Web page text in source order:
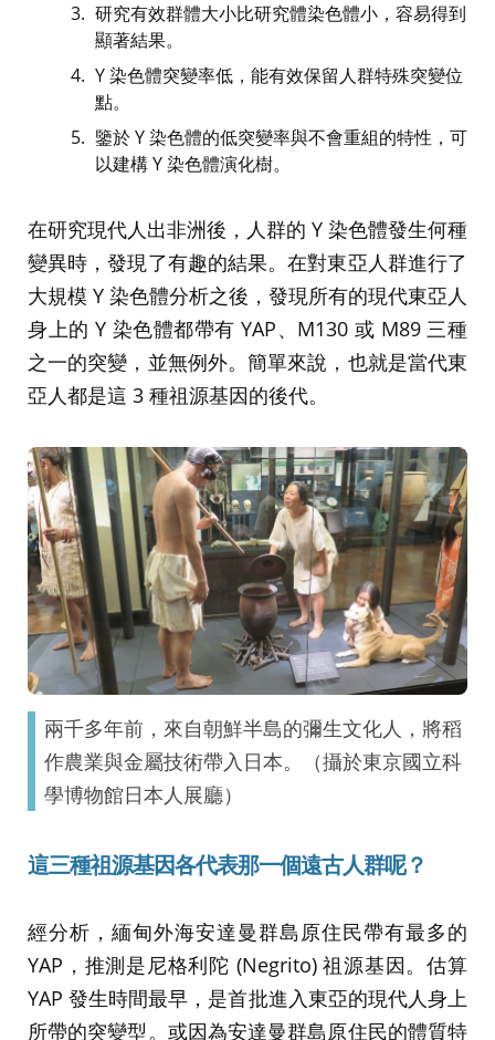
研究有效群體大小比研究體染色體小，容易得到
顯著結果。
Y 染色體突變率低，能有效保留人群特殊突變位
點。
鑒於 Y 染色體的低突變率與不會重組的特性，可
以建構 Y 染色體演化樹。
在研究現代人出非洲後，人群的 Y 染色體發生何種
變異時，發現了有趣的結果。在對東亞人群進行了
大規模 Y 染色體分析之後，發現所有的現代東亞人
身上的 Y 染色體都帶有 YAP、M130 或 M89 三種
之一的突變，並無例外。簡單來說，也就是當代東
亞人都是這 3 種祖源基因的後代。
兩千多年前，來自朝鮮半島的彌生文化人，將稻
作農業與金屬技術帶入日本。（攝於東京國立科
學博物館日本人展廳）
這三種祖源基因各代表那一個遠古人群呢？
經分析，緬甸外海安達曼群島原住民帶有最多的
YAP，推測是尼格利陀 (Negrito) 祖源基因。估算
YAP 發生時間最早，是首批進入東亞的現代人身上
所帶的突變型。或因為安達曼群島原住民的體質特